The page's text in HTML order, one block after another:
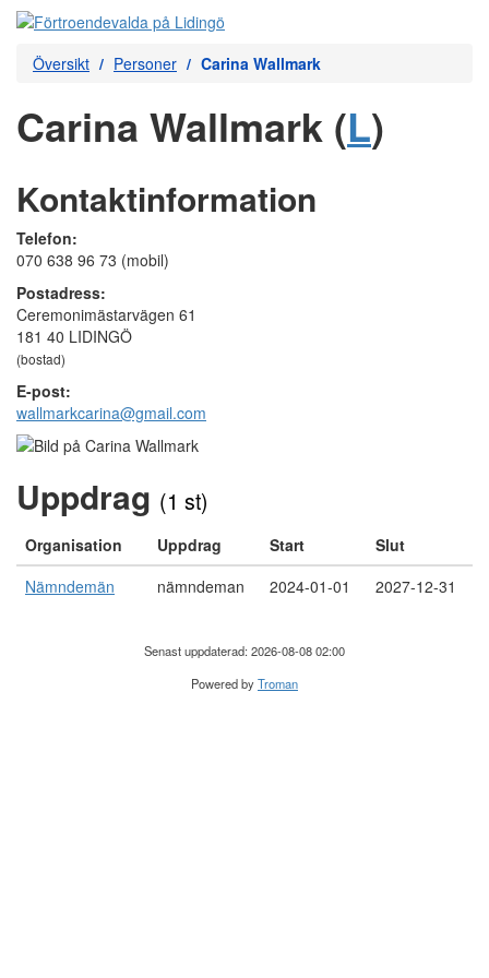
Översikt Personer Carina Wallmark
Carina Wallmark (L)
Kontaktinformation
Telefon:
070 638 96 73 (mobil)
Postadress:
Ceremonimästarvägen 61
181 40 LIDINGÖ
(bostad)
E-post:
wallmarkcarina@gmail.com
Uppdrag (1 st)
Organisation Uppdrag Start
Slut
Nämndemän
nämndeman 2024-01-01 2027-12-31
Senast uppdaterad: 2026-08-08 02:00
Powered byTroman